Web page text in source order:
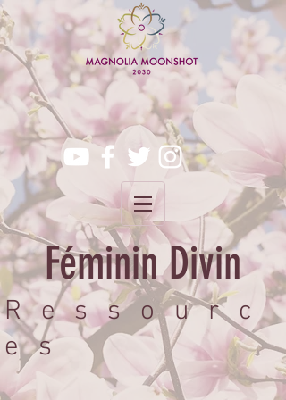
Féminin Divin
Ressourc
es